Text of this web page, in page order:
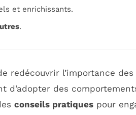
et enrichissants.
.
redécouvrir l’importance des
d’adopter des
conseils pratiques pour